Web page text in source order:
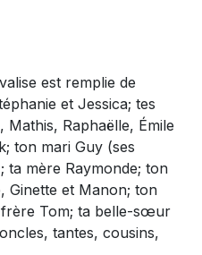
est remplie de
et Jessica; tes
Mathis, Raphaëlle, Émile
ton mari Guy (ses
ta mère Raymonde; ton
Ginette et Manon; ton
Tom; ta belle-sœur
tantes, cousins,